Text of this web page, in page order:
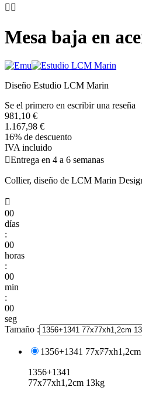
 
Mesa baja en
Diseño Estudio LCM Marin
Se el primero en escribir una reseña
981,10 €
1.167,98 €
16% de descuento
IVA incluido
Entrega en 4 a 6 semanas
Collier, diseño de LCM Marin

00
días
:
00
horas
:
00
min
:
00
seg
Tamaño :
1356+1341
1356+1341
77x77xh1,2cm 13kg